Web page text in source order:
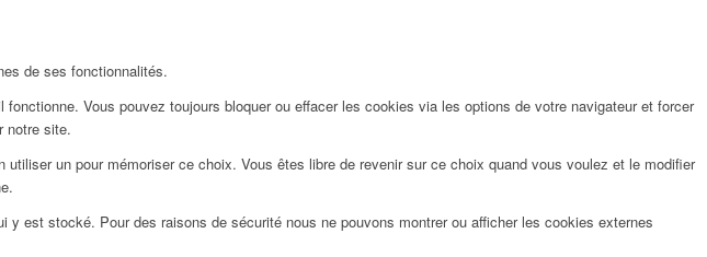
de ses fonctionnalités.
Vous pouvez toujours bloquer ou effacer les cookies via les options de votre navigateur et forcer
notre site.
un pour mémoriser ce choix. Vous êtes libre de revenir sur ce choix quand vous voulez et le modifier
est stocké. Pour des raisons de sécurité nous ne pouvons montrer ou afficher les cookies externes